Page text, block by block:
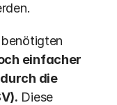
einfacher
die
Diese